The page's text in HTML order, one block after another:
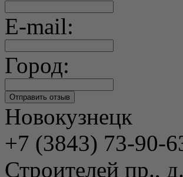
E-mail:
Город:
Новокузнецк
+7 (3843) 73-90-
Строителей пр.,